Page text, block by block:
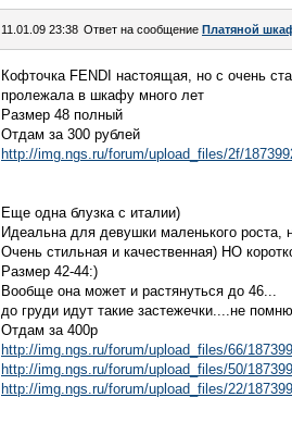
11.01.09 23:38 Ответ на сообщение Платяной
Кофточка FENDI настоящая, но с очень
пролежала в шкафу много лет
Размер 48 полный
Отдам за 300 рублей
http://img.ngs.ru/forum/upload_files/2f/
Еще одна блузка с италии)
Идеальна для девушки маленького роста,
Очень стильная и качественная) НО
Размер 42-44:)
Вообще она может и растянуться до 46...
до груди идут такие застежечки....не
Отдам за 400р
http://img.ngs.ru/forum/upload_files/66/
http://img.ngs.ru/forum/upload_files/50/
http://img.ngs.ru/forum/upload_files/22/